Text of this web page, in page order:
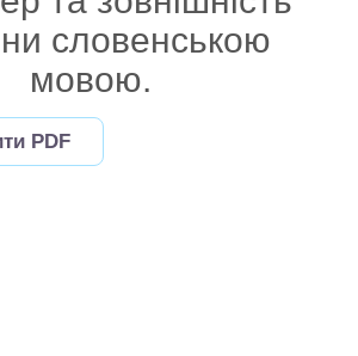
словенською
мовою.
PDF